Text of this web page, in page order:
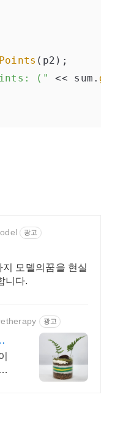
(p2);
(" << sum.
광고
모델의꿈을 현실
니다.
광고